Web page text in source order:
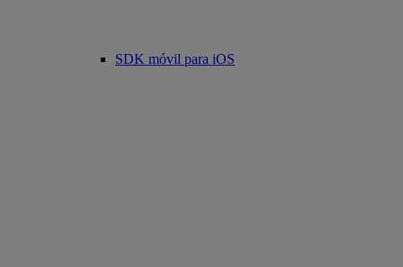
SDK móvil para iOS